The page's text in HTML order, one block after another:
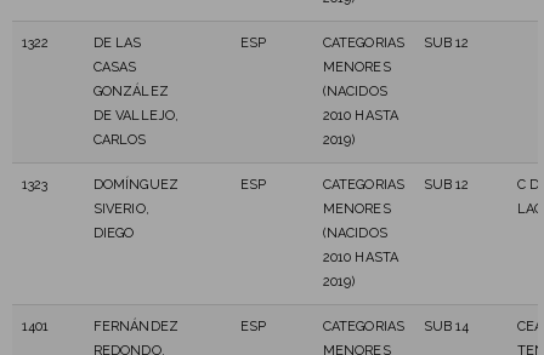
1322
DE LAS
CASAS
GONZÁLEZ
DE VALLEJO,
CARLOS
ESP
CATEGORIAS
MENORES
(NACIDOS
2010 HASTA
2019)
SUB 12
1323
DOMÍNGUEZ
SIVERIO,
DIEGO
ESP
CATEGORIAS
MENORES
(NACIDOS
2010 HASTA
2019)
SUB 12
C D
1401
FERNÁNDEZ
REDONDO,
ESP
CATEGORIAS
MENORES
SUB 14
CEA